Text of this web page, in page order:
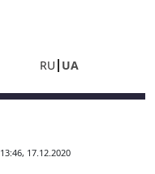
RU UA
13:46, 17.12.2020